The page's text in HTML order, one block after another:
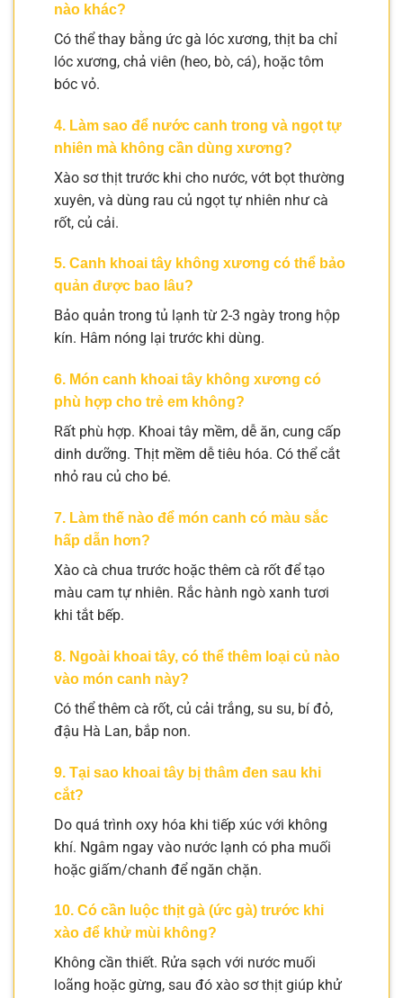
nào khác?
Có thể thay bằng ức gà lóc xương, thịt ba chỉ
lóc xương, chả viên (heo, bò, cá), hoặc tôm
bóc vỏ.
4. Làm sao để nước canh trong và ngọt tự
nhiên mà không cần dùng xương?
Xào sơ thịt trước khi cho nước, vớt bọt thường
xuyên, và dùng rau củ ngọt tự nhiên như cà
rốt, củ cải.
5. Canh khoai tây không xương có thể bảo
quản được bao lâu?
Bảo quản trong tủ lạnh từ 2-3 ngày trong hộp
kín. Hâm nóng lại trước khi dùng.
6. Món canh khoai tây không xương có
phù hợp cho trẻ em không?
Rất phù hợp. Khoai tây mềm, dễ ăn, cung cấp
dinh dưỡng. Thịt mềm dễ tiêu hóa. Có thể cắt
nhỏ rau củ cho bé.
7. Làm thế nào để món canh có màu sắc
hấp dẫn hơn?
Xào cà chua trước hoặc thêm cà rốt để tạo
màu cam tự nhiên. Rắc hành ngò xanh tươi
khi tắt bếp.
8. Ngoài khoai tây, có thể thêm loại củ nào
vào món canh này?
Có thể thêm cà rốt, củ cải trắng, su su, bí đỏ,
đậu Hà Lan, bắp non.
9. Tại sao khoai tây bị thâm đen sau khi
cắt?
Do quá trình oxy hóa khi tiếp xúc với không
khí. Ngâm ngay vào nước lạnh có pha muối
hoặc giấm/chanh để ngăn chặn.
10. Có cần luộc thịt gà (ức gà) trước khi
xào để khử mùi không?
Không cần thiết. Rửa sạch với nước muối
loãng hoặc gừng, sau đó xào sơ thịt giúp khử